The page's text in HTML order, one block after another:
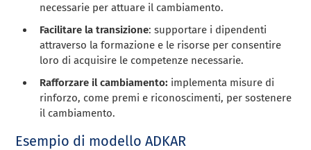
necessarie per attuare il cambiamento.
Facilitare la transizione: supportare i dipendenti
attraverso la formazione e le risorse per consentire
loro di acquisire le competenze necessarie.
Rafforzare il cambiamento: implementa misure di
rinforzo, come premi e riconoscimenti, per sostenere
il cambiamento.
Esempio di modello ADKAR